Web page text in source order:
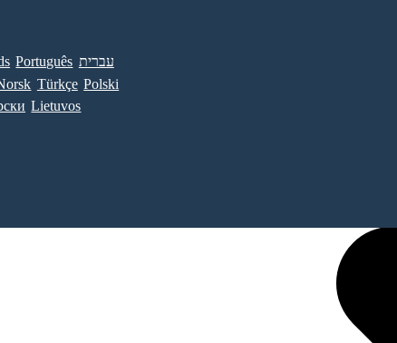
Português עברית
Türkçe Polski
Lietuvos